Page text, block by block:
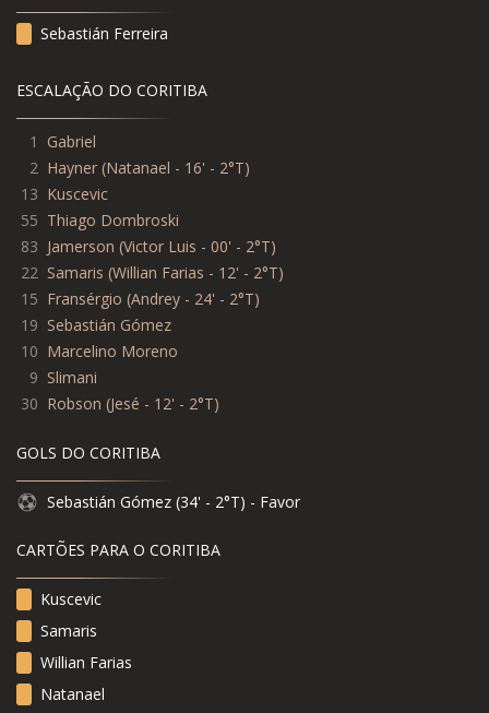
Sebastián Ferreira
ESCALAÇÃO DO CORITIBA
1
Gabriel
2 Hayner (Natanael - 16' - 2°T)
13 Kuscevic
55 Thiago Dombroski
83 Jamerson (Victor Luis - 00' - 2°T)
22 Samaris (Willian Farias - 12' - 2°T)
15 Fransérgio (Andrey - 24' - 2°T)
19 Sebastián Gómez
10 Marcelino Moreno
9 Slimani
30 Robson (Jesé - 12' - 2°T)
GOLS DO CORITIBA
Sebastián Gómez (34' - 2°T) - Favor
CARTÕES PARA O CORITIBA
Kuscevic
Samaris
Willian Farias
Natanael